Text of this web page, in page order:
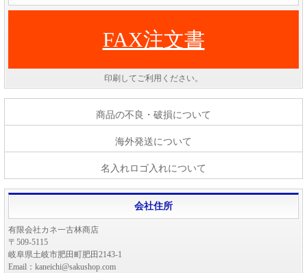
FAX注文書
印刷してご利用ください。
商品の不良・破損について
海外発送について
名入れロゴ入れについて
会社住所
有限会社カネ一古林商店
〒509-5115
岐阜県土岐市肥田町肥田2143-1
Email：kaneichi@sakushop.com